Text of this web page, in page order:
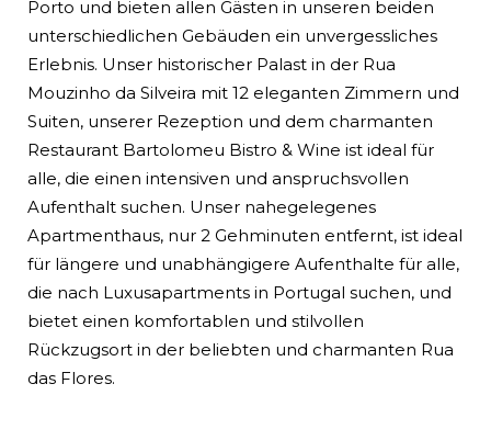
Porto und bieten allen Gästen in unseren beiden
unterschiedlichen Gebäuden ein unvergessliches
Erlebnis. Unser historischer Palast in der Rua
Mouzinho da Silveira mit 12 eleganten Zimmern und
Suiten, unserer Rezeption und dem charmanten
Restaurant Bartolomeu Bistro & Wine ist ideal für
alle, die einen intensiven und anspruchsvollen
Aufenthalt suchen. Unser nahegelegenes
Apartmenthaus, nur 2 Gehminuten entfernt, ist ideal
für längere und unabhängigere Aufenthalte für alle,
die nach Luxusapartments in Portugal suchen, und
bietet einen komfortablen und stilvollen
Rückzugsort in der beliebten und charmanten Rua
das Flores.